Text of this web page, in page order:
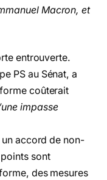
Macron, et
entrouverte.
PS au Sénat, a
coûterait
impasse
un accord de non-
sont
des mesures